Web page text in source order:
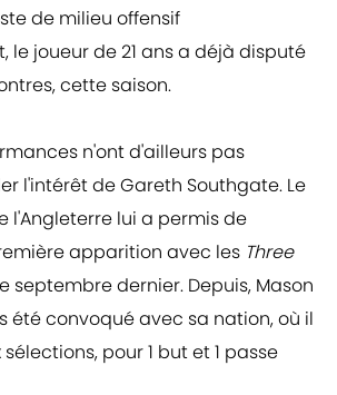
de milieu offensif
le joueur de 21 ans a déjà disputé
cette saison.
n'ont d'ailleurs pas
l'intérêt de Gareth Southgate. Le
l'Angleterre lui a permis de
apparition avec les Three
septembre dernier. Depuis, Mason
été convoqué avec sa nation, où il
pour 1 but et 1 passe